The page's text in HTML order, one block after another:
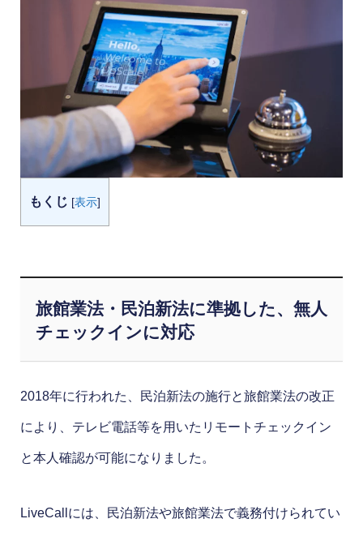
もくじ [表示]
旅館業法・民泊新法に準拠した、無人
チェックインに対応
2018年に行われた、民泊新法の施行と旅館業法の改正
により、テレビ電話等を用いたリモートチェックイン
と本人確認が可能になりました。
LiveCallには、民泊新法や旅館業法で義務付けられてい